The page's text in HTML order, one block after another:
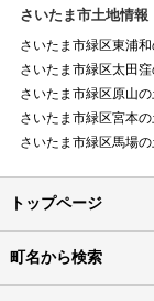
さいたま市土地情報
さいたま市緑区東浦
さいたま市緑区太田
さいたま市緑区原山
さいたま市緑区宮本
さいたま市緑区馬場
トップページ
町名から検索